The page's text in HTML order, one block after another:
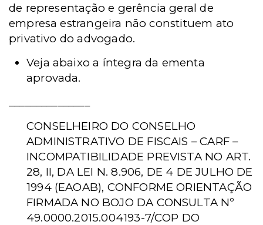
de representação e gerência geral de
empresa estrangeira não constituem ato
privativo do advogado.
Veja abaixo a íntegra da ementa
aprovada.
CONSELHEIRO DO CONSELHO
ADMINISTRATIVO DE FISCAIS – CARF –
INCOMPATIBILIDADE PREVISTA NO ART.
28, II, DA LEI N. 8.906, DE 4 DE JULHO DE
1994 (EAOAB), CONFORME ORIENTAÇÃO
FIRMADA NO BOJO DA CONSULTA Nº
49.0000.2015.004193-7/COP DO